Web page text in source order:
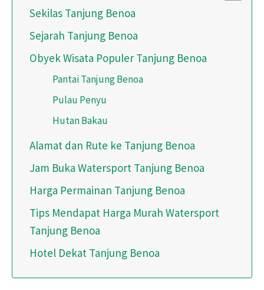
Sekilas Tanjung Benoa
Sejarah Tanjung Benoa
Obyek Wisata Populer Tanjung Benoa
Pantai Tanjung Benoa
Pulau Penyu
Hutan Bakau
Alamat dan Rute ke Tanjung Benoa
Jam Buka Watersport Tanjung Benoa
Harga Permainan Tanjung Benoa
Tips Mendapat Harga Murah Watersport
Tanjung Benoa
Hotel Dekat Tanjung Benoa